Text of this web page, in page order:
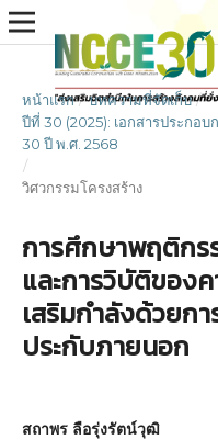
หน้าแรก / บทความที่จัดเก็บ /
ปีที่ 30 (2025): เอกสารประกอ
30 ปี พ.ศ. 2568
/
วิศวกรรมโครงสร้าง
การศึกษาพฤติกร
และการวิบัติของ
เสริมกำลังด้วยก
ประกับภายนอก
สถาพร ลือรุ่งรัตน์วุฒิ